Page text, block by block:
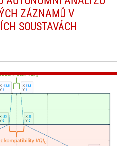
ZÁZNAMŮ V
SOUSTAVÁCH